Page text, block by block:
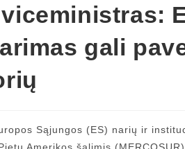
gali
Sąjungos (ES) narių ir